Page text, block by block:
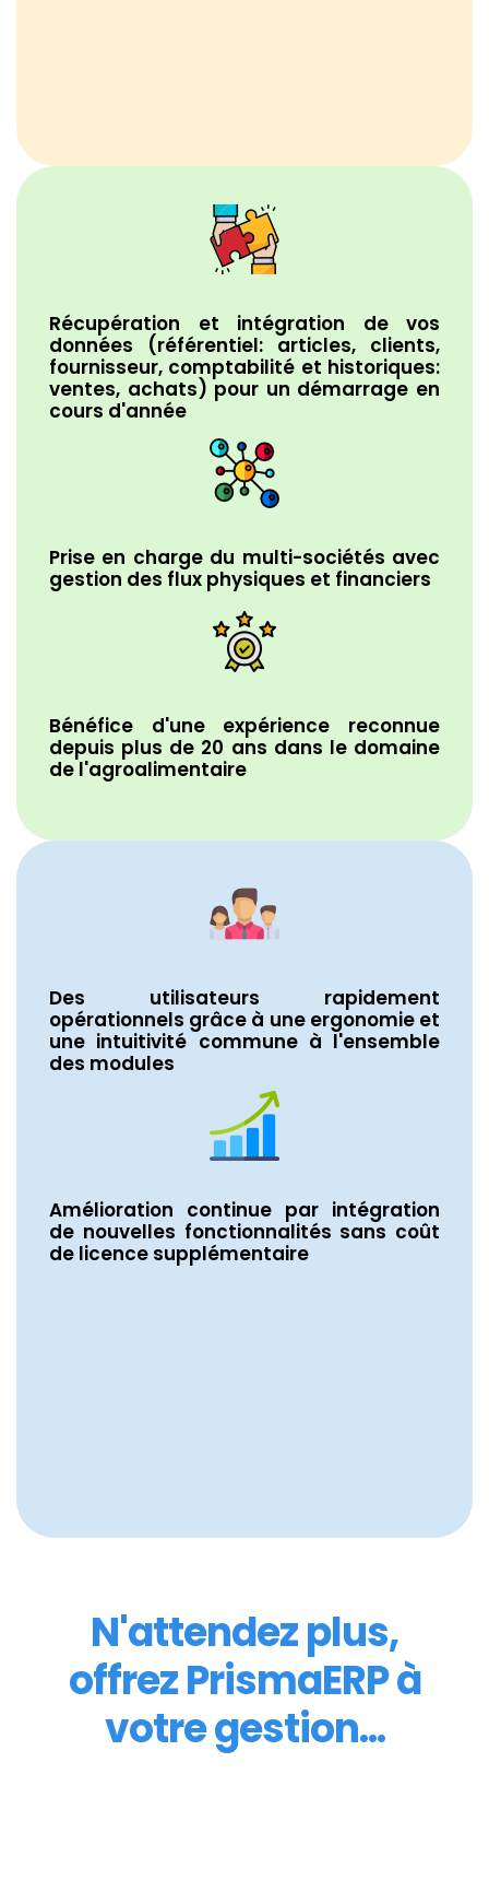
Récupération et intégration de vos
données (référentiel: articles, clients,
fournisseur, comptabilité et historiques:
ventes, achats) pour un démarrage en
cours d'année
Prise en charge du multi-sociétés avec
gestion des flux physiques et financiers
Bénéfice d'une expérience reconnue
depuis plus de 20 ans dans le domaine
de l'agroalimentaire
Des utilisateurs rapidement
opérationnels grâce à une ergonomie et
une intuitivité commune à l'ensemble
des modules
Amélioration continue par intégration
de nouvelles fonctionnalités sans coût
de licence supplémentaire
N'attendez plus,
offrez PrismaERP à
votre gestion...